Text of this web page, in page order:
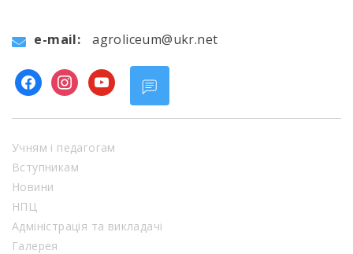
e-mail: agroliceum@ukr.net
facebookinstagram
youtube
Учням і педагогам
Вступникам
Новини
НПЦ
Адміністрація та викладачі
Галерея